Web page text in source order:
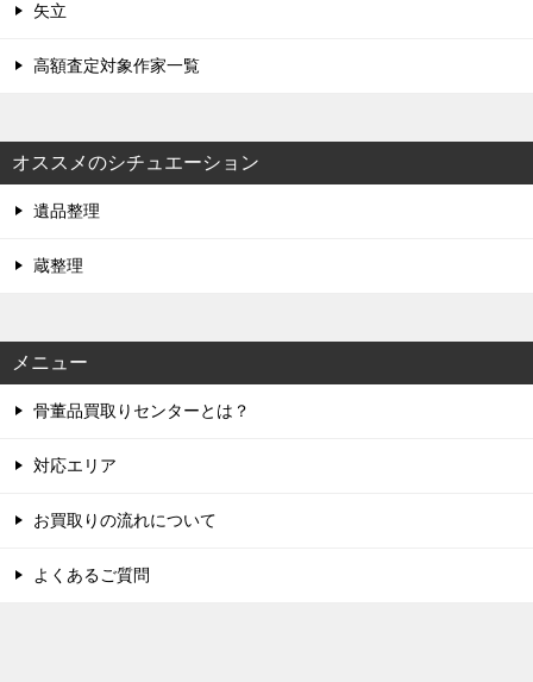
矢立
高額査定対象作家一覧
オススメのシチュエーション
遺品整理
蔵整理
メニュー
骨董品買取りセンターとは？
対応エリア
お買取りの流れについて
よくあるご質問